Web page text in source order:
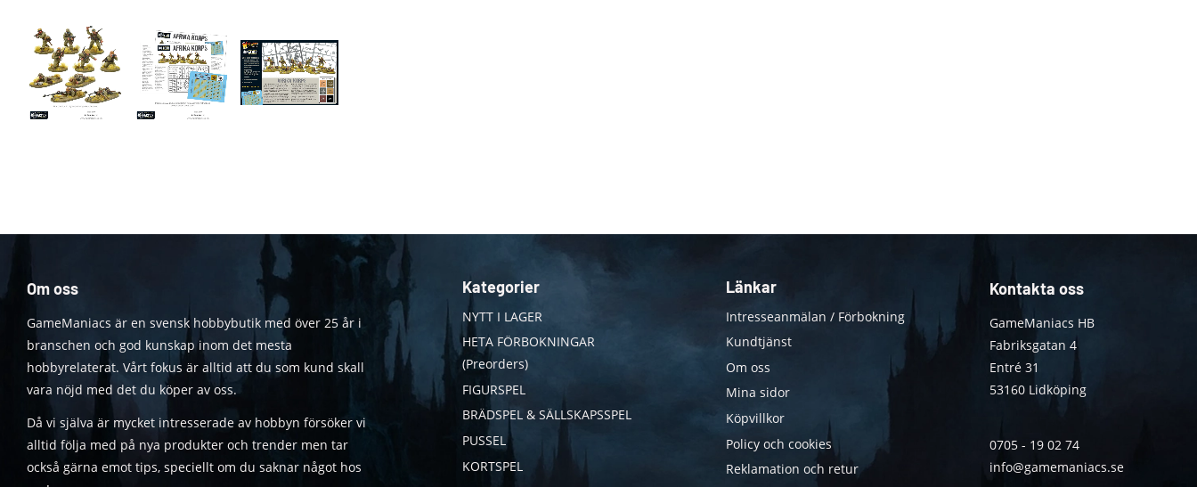
Om oss
GameManiacs är en svensk hobbybutik med över 25 år i
branschen och god kunskap inom det mesta
hobbyrelaterat. Vårt fokus är alltid att du som kund skall
vara nöjd med det du köper av oss.
Då vi själva är mycket intresserade av hobbyn försöker vi
alltid följa med på nya produkter och trender men tar
också gärna emot tips, speciellt om du saknar något hos
Kategorier
NYTT I LAGER
HETA FÖRBOKNINGAR
(Preorders)
FIGURSPEL
BRÄDSPEL & SÄLLSKAPSSPEL
PUSSEL
KORTSPEL
Länkar
Intresseanmälan / Förbokning
Kundtjänst
Om oss
Mina sidor
Köpvillkor
Policy och cookies
Reklamation och retur
Kontakta oss
GameManiacs HB
Fabriksgatan 4
Entré 31
53160 Lidköping
0705 - 19 02 74
info@gamemaniacs.se